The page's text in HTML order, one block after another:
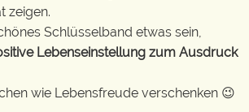
zeigen.
Schlüsselband etwas sein,
Lebenseinstellung zum Ausdruck
wie Lebensfreude verschenken 😉